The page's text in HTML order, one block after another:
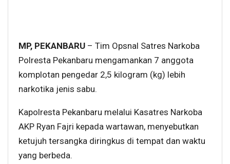
MP, PEKANBARU – Tim Opsnal Satres Narkoba
Polresta Pekanbaru mengamankan 7 anggota
komplotan pengedar 2,5 kilogram (kg) lebih
narkotika jenis sabu.
Kapolresta Pekanbaru melalui Kasatres Narkoba
AKP Ryan Fajri kepada wartawan, menyebutkan
ketujuh tersangka diringkus di tempat dan waktu
yang berbeda.